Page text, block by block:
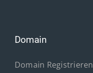
Domain
Domain Registrieren